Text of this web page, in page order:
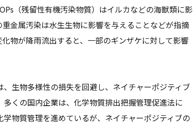
（残留性有機汚染物質）はイルカなどの海獣類に影
金属汚染は水生生物に影響を与えることなどが指摘
物が降雨流出すると、一部のギンザケに対して影響
生物多様性の損失を回避し、ネイチャーポジティブ
くの国内企業は、化学物質排出把握管理促進法に
物質管理を進めているが、ネイチャーポジティブの